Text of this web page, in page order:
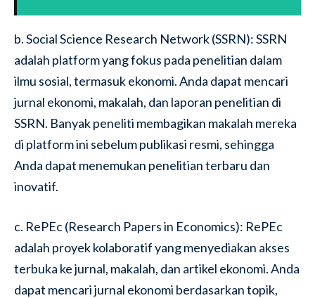
b. Social Science Research Network (SSRN): SSRN
adalah platform yang fokus pada penelitian dalam
ilmu sosial, termasuk ekonomi. Anda dapat mencari
jurnal ekonomi, makalah, dan laporan penelitian di
SSRN. Banyak peneliti membagikan makalah mereka
di platform ini sebelum publikasi resmi, sehingga
Anda dapat menemukan penelitian terbaru dan
inovatif.
c. RePEc (Research Papers in Economics): RePEc
adalah proyek kolaboratif yang menyediakan akses
terbuka ke jurnal, makalah, dan artikel ekonomi. Anda
dapat mencari jurnal ekonomi berdasarkan topik,